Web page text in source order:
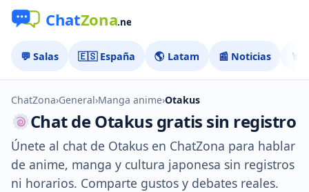
💬 Salas 🇪🇸 España 🌎 Latam 📰 Noticias 🏅
ChatZona›General›Manga anime›Otakus
Chat de Otakus gratis sin registro
Únete al chat de Otakus en ChatZona para hablar
de anime, manga y cultura japonesa sin registros
ni horarios. Comparte gustos y debates reales.